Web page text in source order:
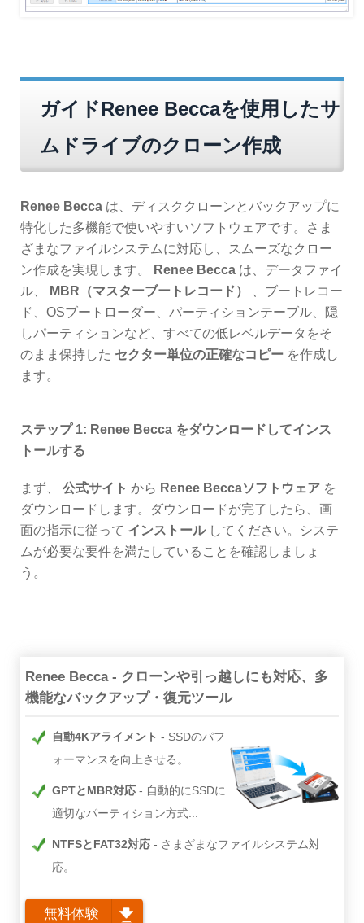
ガイドRenee Beccaを使用したサ
ムドライブのクローン作成
Renee Becca は、ディスククローンとバックアップに
特化した多機能で使いやすいソフトウェアです。さま
ざまなファイルシステムに対応し、スムーズなクロー
ン作成を実現します。
Renee Becca は、データファイ
ル、
MBR（マスターブートレコード）
、ブートレコー
ド、OSブートローダー、パーティションテーブル、隠
しパーティションなど、すべての低レベルデータをそ
のまま保持した セクター単位の正確なコピー を作成し
ます。
ステップ 1: Renee Becca をダウンロードしてインス
トールする
まず、 公式サイト から Renee Beccaソフトウェア を
ダウンロードします。ダウンロードが完了したら、画
面の指示に従って インストールしてください。システ
ムが必要な要件を満たしていることを確認しましょ
う。
Renee Becca - クローンや引っ越しにも対応、多
機能なバックアップ・復元ツール
自動4Kアライメント
SSDのパフ
ォーマンスを向上させる。
GPTとMBR対応
自動的にSSDに
適切なパーティション方式...
NTFSとFAT32対応
さまざまなファイルシステム対
応。
無料体験